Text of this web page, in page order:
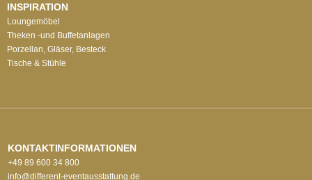
INSPIRATION
Loungemöbel
Theken -und Buffetanlagen
Porzellan, Gläser, Besteck
Tische & Stühle
KONTAKTINFORMATIONEN
+49 89 600 34 800
info@different-eventausstattung.de